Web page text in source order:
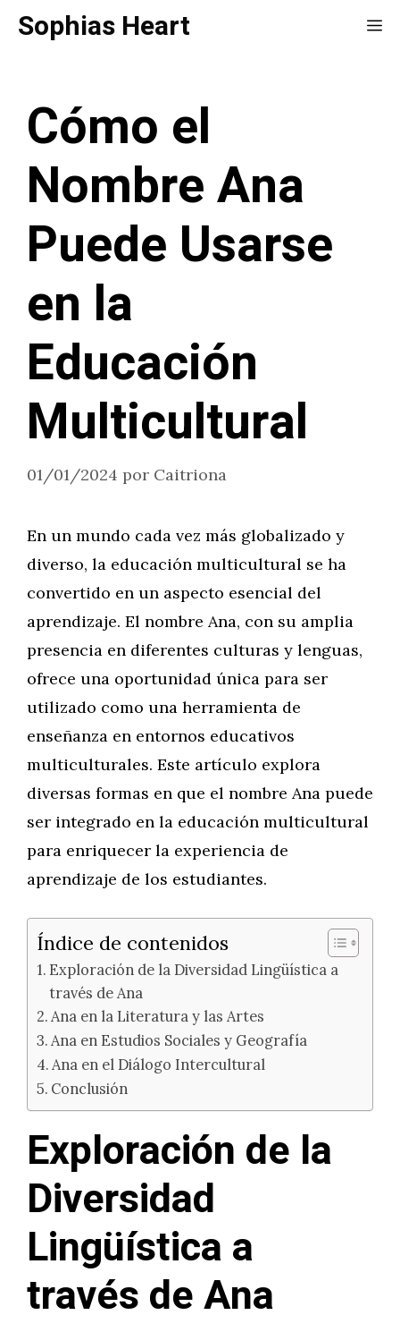
SaltarSophias Heart
Cómo el
Nombre Ana
Puede Usarse
en la
Educación
Multicultural
01/01/2024 por Caitriona
En un mundo cada vez más globalizado y
diverso, la educación multicultural se ha
convertido en un aspecto esencial del
aprendizaje. El nombre Ana, con su amplia
presencia en diferentes culturas y lenguas,
ofrece una oportunidad única para ser
utilizado como una herramienta de
enseñanza en entornos educativos
multiculturales. Este artículo explora
diversas formas en que el nombre Ana puede
ser integrado en la educación multicultural
para enriquecer la experiencia de
aprendizaje de los estudiantes.
Índice de contenidos
Exploración de la Diversidad Lingüística a
través de Ana
Ana en la Literatura y las Artes
Ana en Estudios Sociales y Geografía
Ana en el Diálogo Intercultural
Conclusión
Exploración de la
Diversidad
Lingüística a
través de Ana